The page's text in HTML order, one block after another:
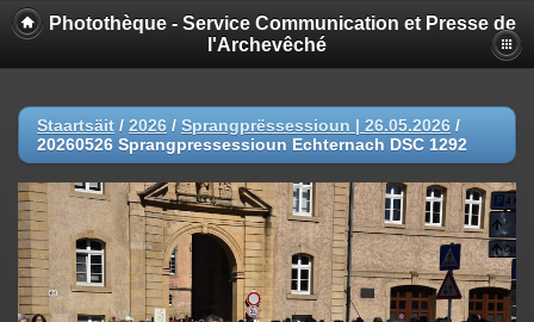
Photothèque - Service Communication et Presse de
l'Archevêché
Staartsäit / 2026 / Sprangprëssessioun | 26.05.2026 /
20260526 Sprangpressessioun Echternach DSC 1292